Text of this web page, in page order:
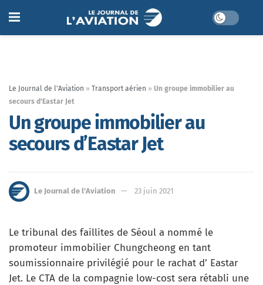
Le Journal de l'Aviation » Transport aérien » Un groupe immobilier au
secours d’Eastar Jet
Un groupe immobilier au
secours d’Eastar Jet
Le Journal de l'Aviation 23 juin 2021
Le tribunal des faillites de Séoul a nommé le
promoteur immobilier Chungcheong en tant
soumissionnaire privilégié pour le rachat d’ Eastar
Jet. Le CTA de la compagnie low-cost sera rétabli une